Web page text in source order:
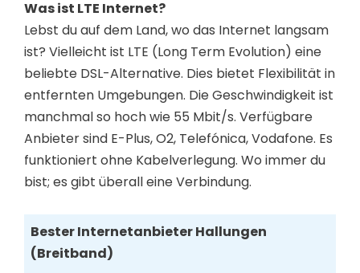
Was ist LTE Internet?
Lebst du auf dem Land, wo das Internet langsam
ist? Vielleicht ist LTE (Long Term Evolution) eine
beliebte DSL-Alternative. Dies bietet Flexibilität in
entfernten Umgebungen. Die Geschwindigkeit ist
manchmal so hoch wie 55 Mbit/s. Verfügbare
Anbieter sind E-Plus, O2, Telefónica, Vodafone. Es
funktioniert ohne Kabelverlegung. Wo immer du
bist; es gibt überall eine Verbindung.
Bester Internetanbieter Hallungen
(Breitband)